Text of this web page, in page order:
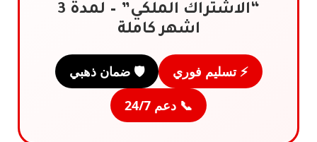
“الاشتراك الملكي” – لمدة 3
اشهر كاملة
⚡ تسليم فوري
🛡️ ضمان ذهبي
📞 دعم 24/7